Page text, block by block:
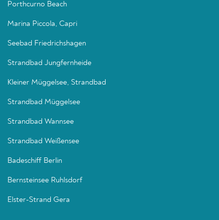
Porthcurno Beach
Marina Piccola, Capri
Seebad Friedrichshagen
Strandbad Jungfernheide
Kleiner Müggelsee, Strandbad
Strandbad Müggelsee
Strandbad Wannsee
Strandbad Weißensee
Badeschiff Berlin
Bernsteinsee Ruhlsdorf
Elster-Strand Gera